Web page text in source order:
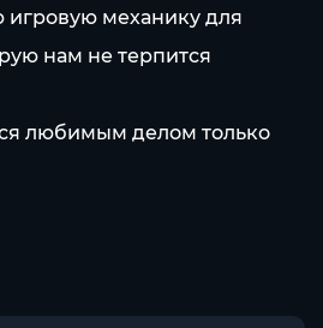
механику для
нам не терпится
любимым делом только